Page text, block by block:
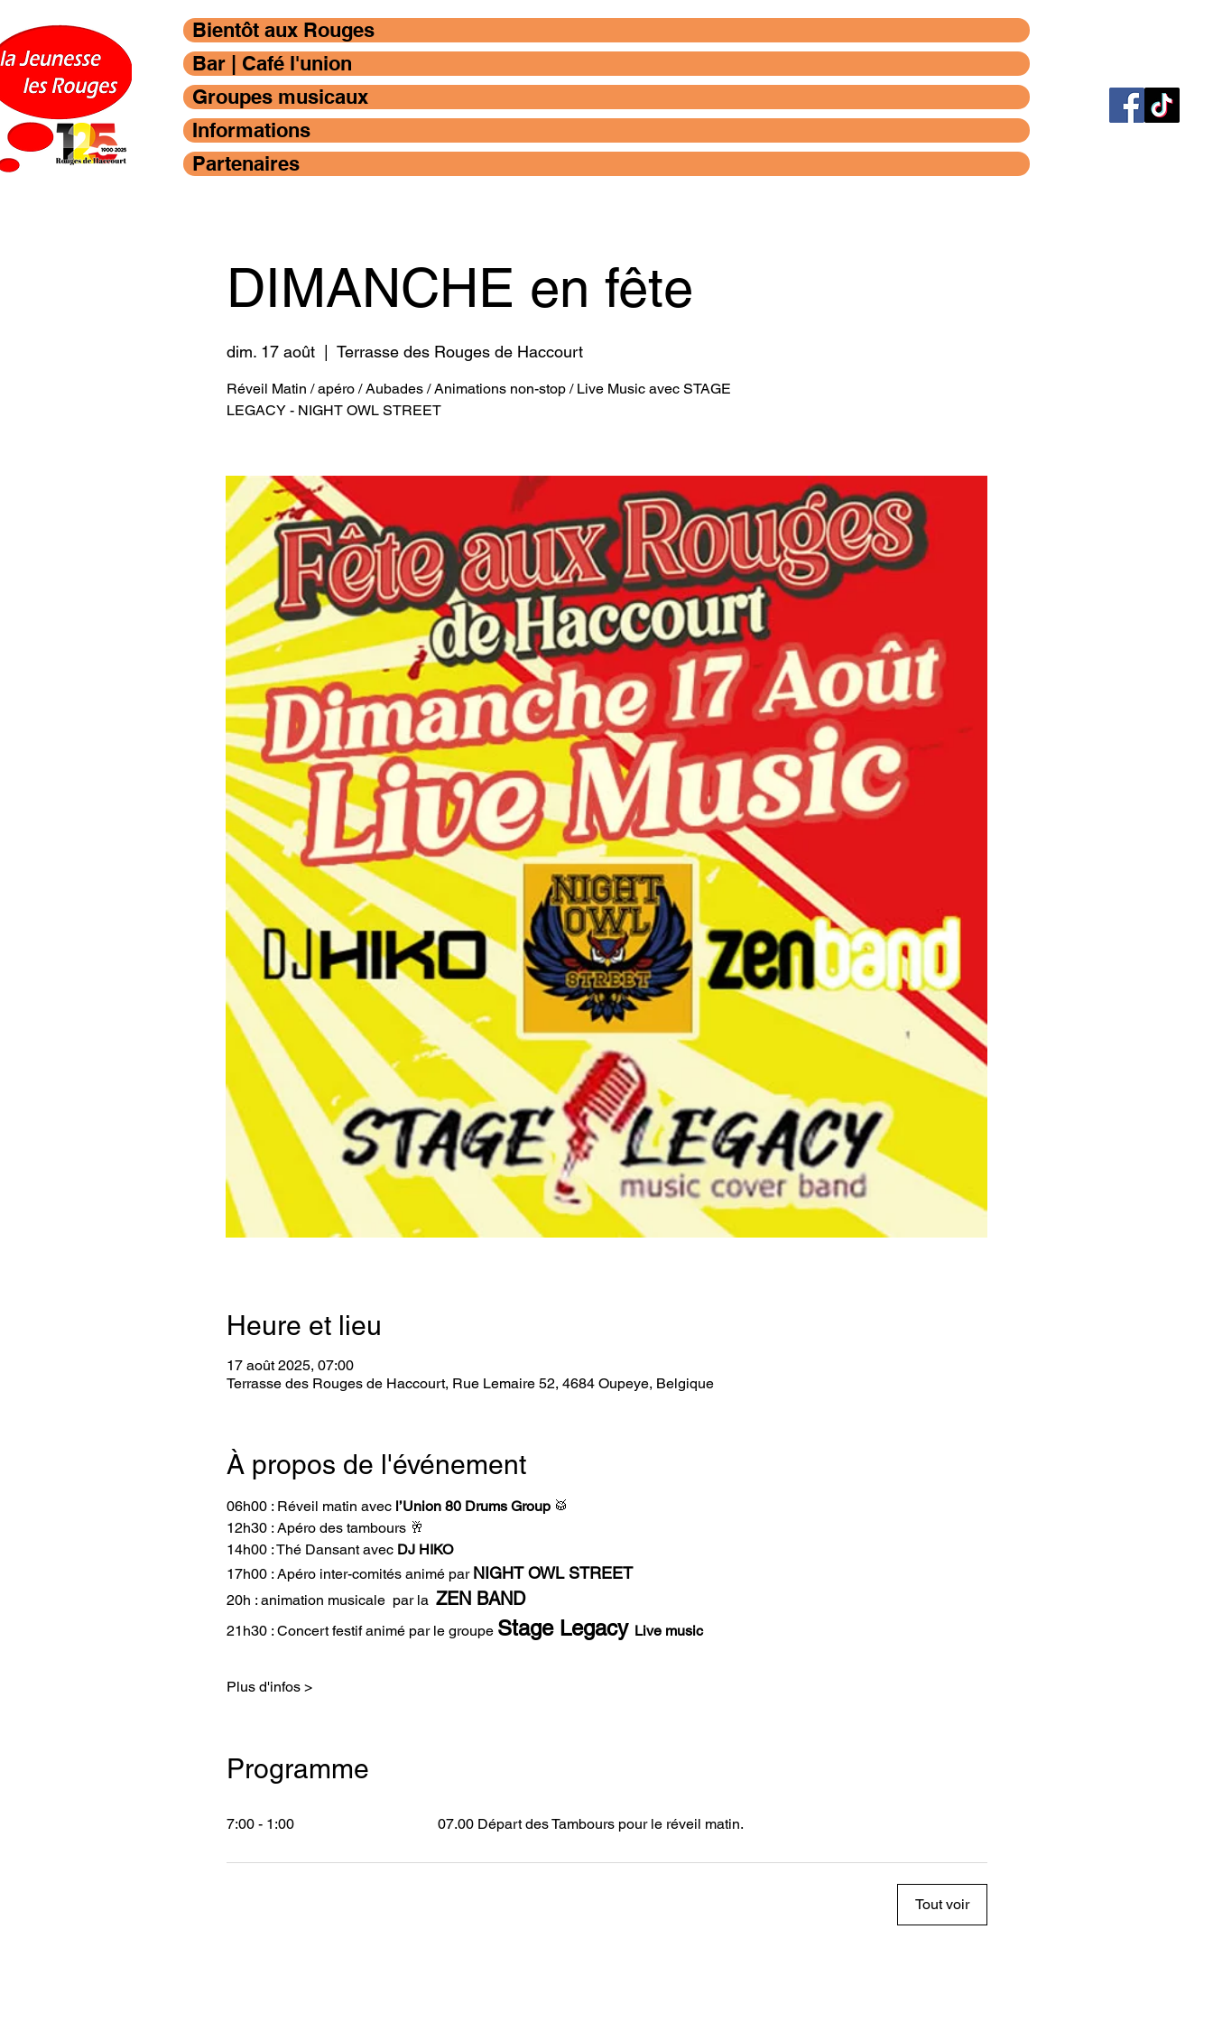
Bientôt aux Rouges
Bar | Café l'union
Groupes musicaux
Informations
Partenaires
DIMANCHE en fête
dim. 17 août
  |
Terrasse des Rouges de Haccourt
Réveil Matin / apéro / Aubades / Animations non-stop / Live Music avec STAGE
LEGACY - NIGHT OWL STREET
Heure et lieu
17 août 2025, 07:00
Terrasse des Rouges de Haccourt, Rue Lemaire 52, 4684 Oupeye, Belgique
À propos de l'événement
06h00 : Réveil matin avec l’Union 80 Drums Group 🥁
12h30 : Apéro des tambours 🥂
14h00 : Thé Dansant avec DJ HIKO
17h00 : Apéro inter-comités animé par NIGHT OWL STREET
20h : animation musicale  par la ZEN BAND
21h30 : Concert festif animé par le groupe Stage Legacy Live music
Plus d'infos >
Programme
7:00 - 1:00 07.00 Départ des Tambours pour le réveil matin.
Tout voir